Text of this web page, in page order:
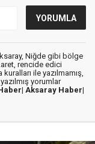
Niğde gibi bölge
rencide edici
ile yazılmamış,
yorumlar
Aksaray Haber|